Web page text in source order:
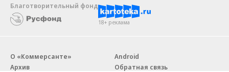
Благотворительный фонд
18+ реклама
О «Коммерсанте»
Архив
Android
Обратная связь